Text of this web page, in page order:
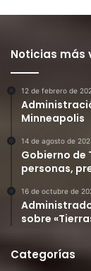
Noticias más
12 de febrero de
Minneapolis
14 de agosto de
Gobierno de
personas,
16 de octubre de
sobre
Categorías